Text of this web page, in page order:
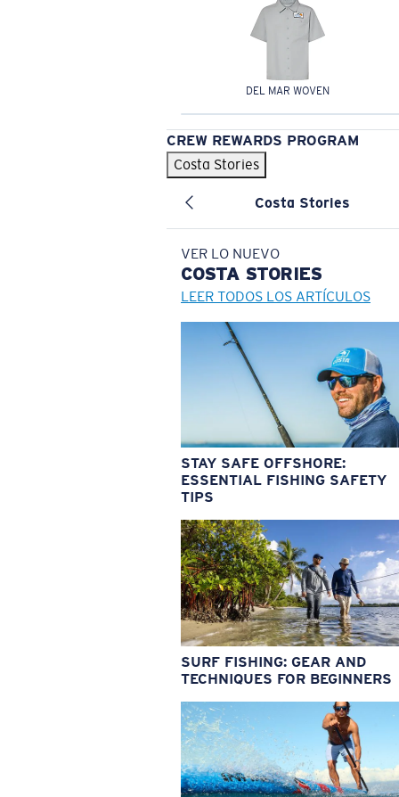
DEL MAR WOVEN
CREW REWARDS PROGRAM
Costa Stories
Costa Stories
VER LO NUEVO
COSTA STORIES
LEER TODOS LOS ARTÍCULOS
STAY SAFE OFFSHORE:
ESSENTIAL FISHING SAFETY
TIPS
SURF FISHING: GEAR AND
TECHNIQUES FOR BEGINNERS